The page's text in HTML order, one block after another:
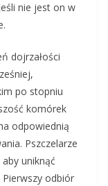
nie jest on w
dojrzałości
po stopniu
komórek
odpowiednią
Pszczelarze
uniknąć
odbiór